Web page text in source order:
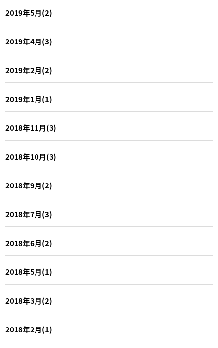
2019年5月(2)
2019年4月(3)
2019年2月(2)
2019年1月(1)
2018年11月(3)
2018年10月(3)
2018年9月(2)
2018年7月(3)
2018年6月(2)
2018年5月(1)
2018年3月(2)
2018年2月(1)